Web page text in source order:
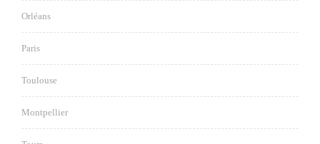
Orléans
Paris
Toulouse
Montpellier